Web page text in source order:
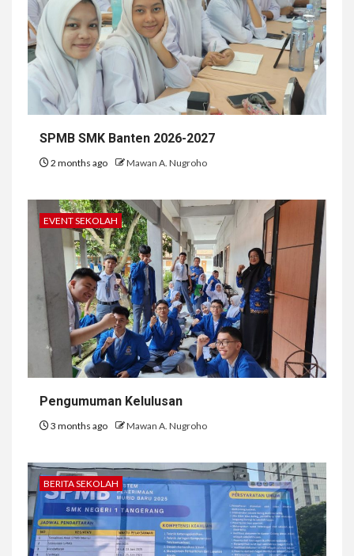
SPMB SMK Banten 2026-2027
2 months ago Mawan A. Nugroho
EVENT SEKOLAH
Pengumuman Kelulusan
3 months ago Mawan A. Nugroho
BERITA SEKOLAH